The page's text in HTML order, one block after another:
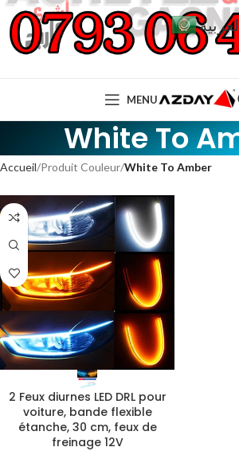
MENU
White To
Accueil Produit Couleur White To Amber
2 Feux diurnes LED DRL pour
voiture, bande flexible
étanche, 30 cm, feux de
freinage 12V